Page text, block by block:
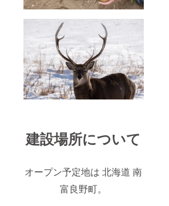
建設場所について
オープン予定地は 北海道 南
富良野町。